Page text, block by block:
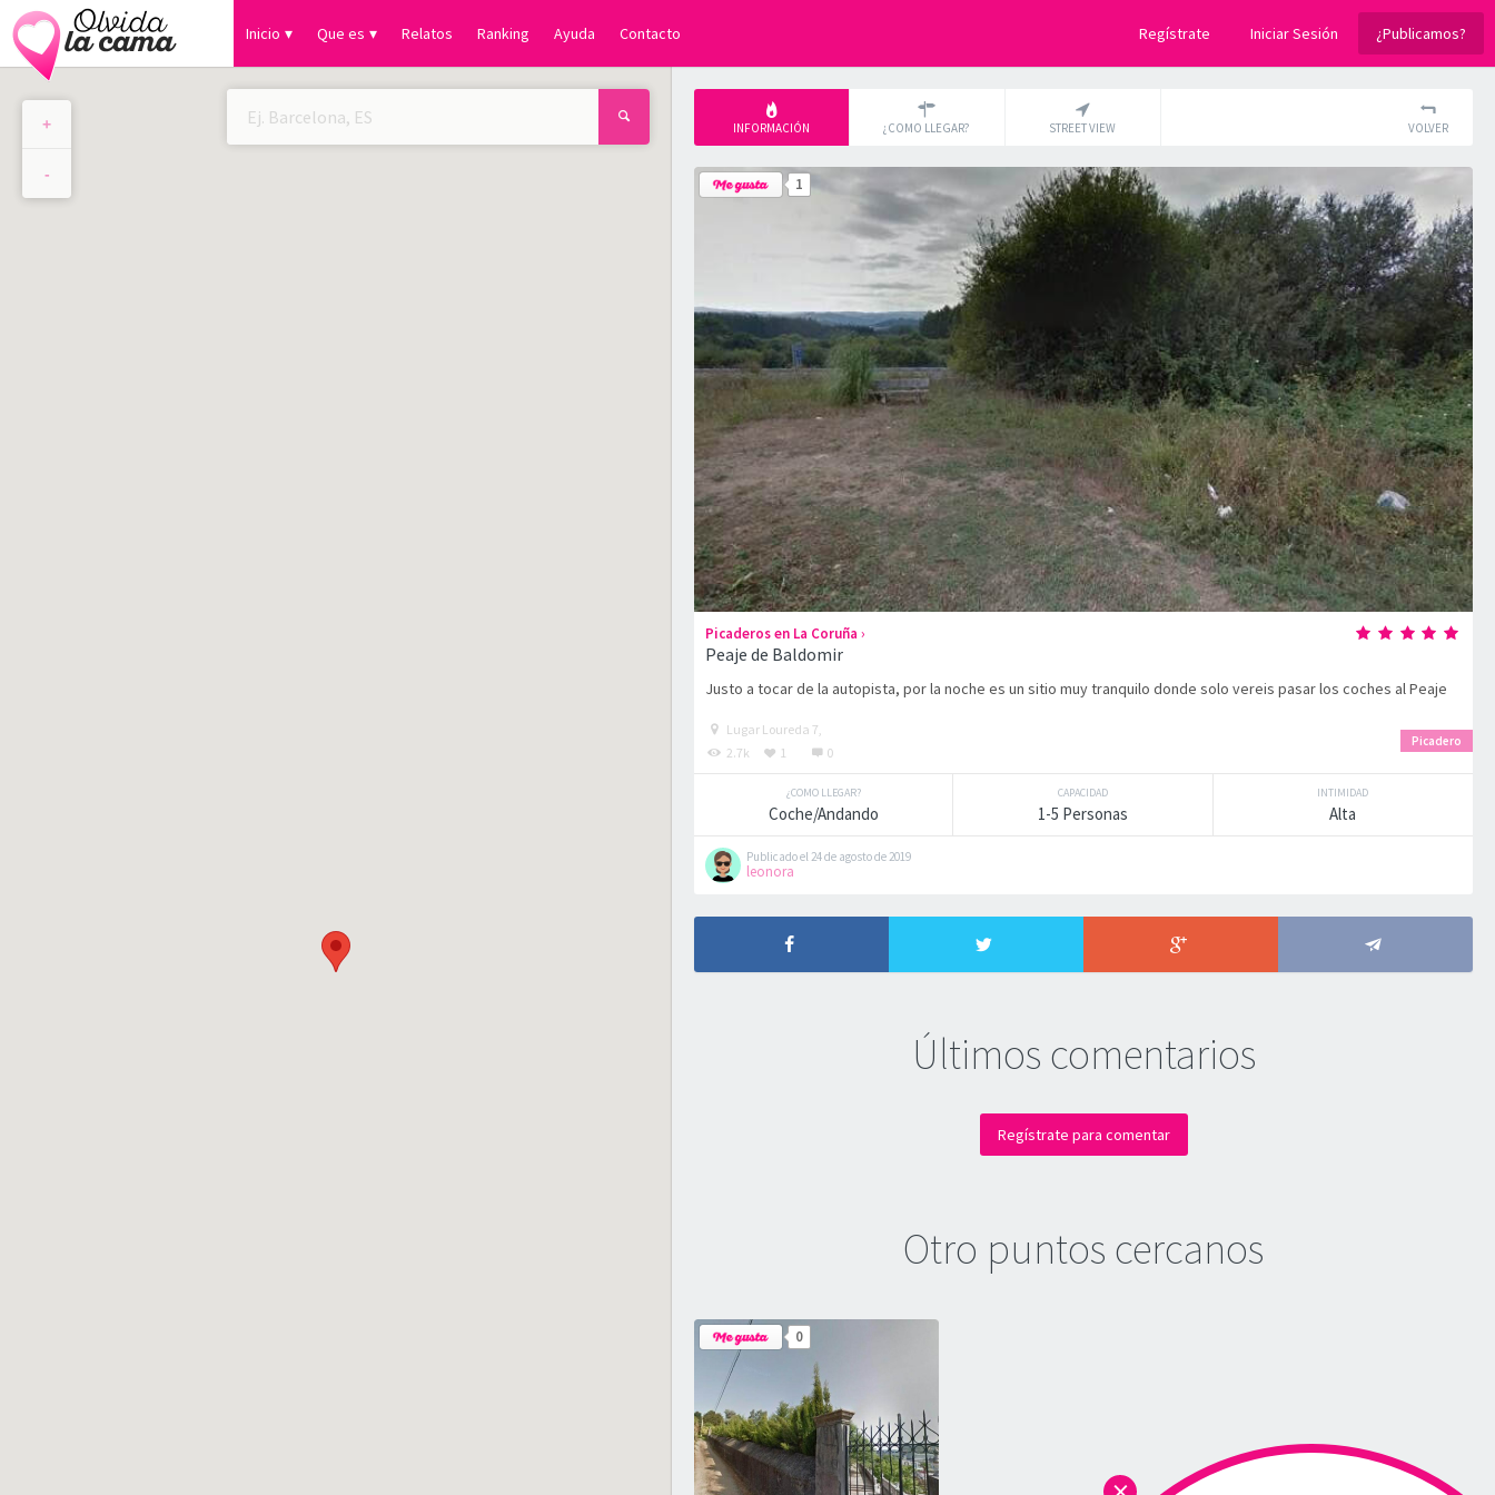
Inicio Que es Relatos Ranking Ayuda Contacto Regístrate Iniciar Sesión ¿Publicamos?
INFORMACIÓN ¿COMO LLEGAR? STREET VIEW VOLVER
1
Picaderos en La Coruña ›
Peaje de Baldomir
Justo a tocar de la autopista, por la noche es un sitio muy tranquilo donde solo vereis pasar los coches al Peaje
Picadero
Lugar Loureda 7,
2.7k
1 0
¿COMO LLEGAR?
Coche/Andando
CAPACIDAD
1-5 Personas
INTIMIDAD
Alta
Publicado el 24 de agosto de 2019
leonora
Últimos comentarios
Regístrate para comentar
Otro puntos cercanos
0
+
-
×